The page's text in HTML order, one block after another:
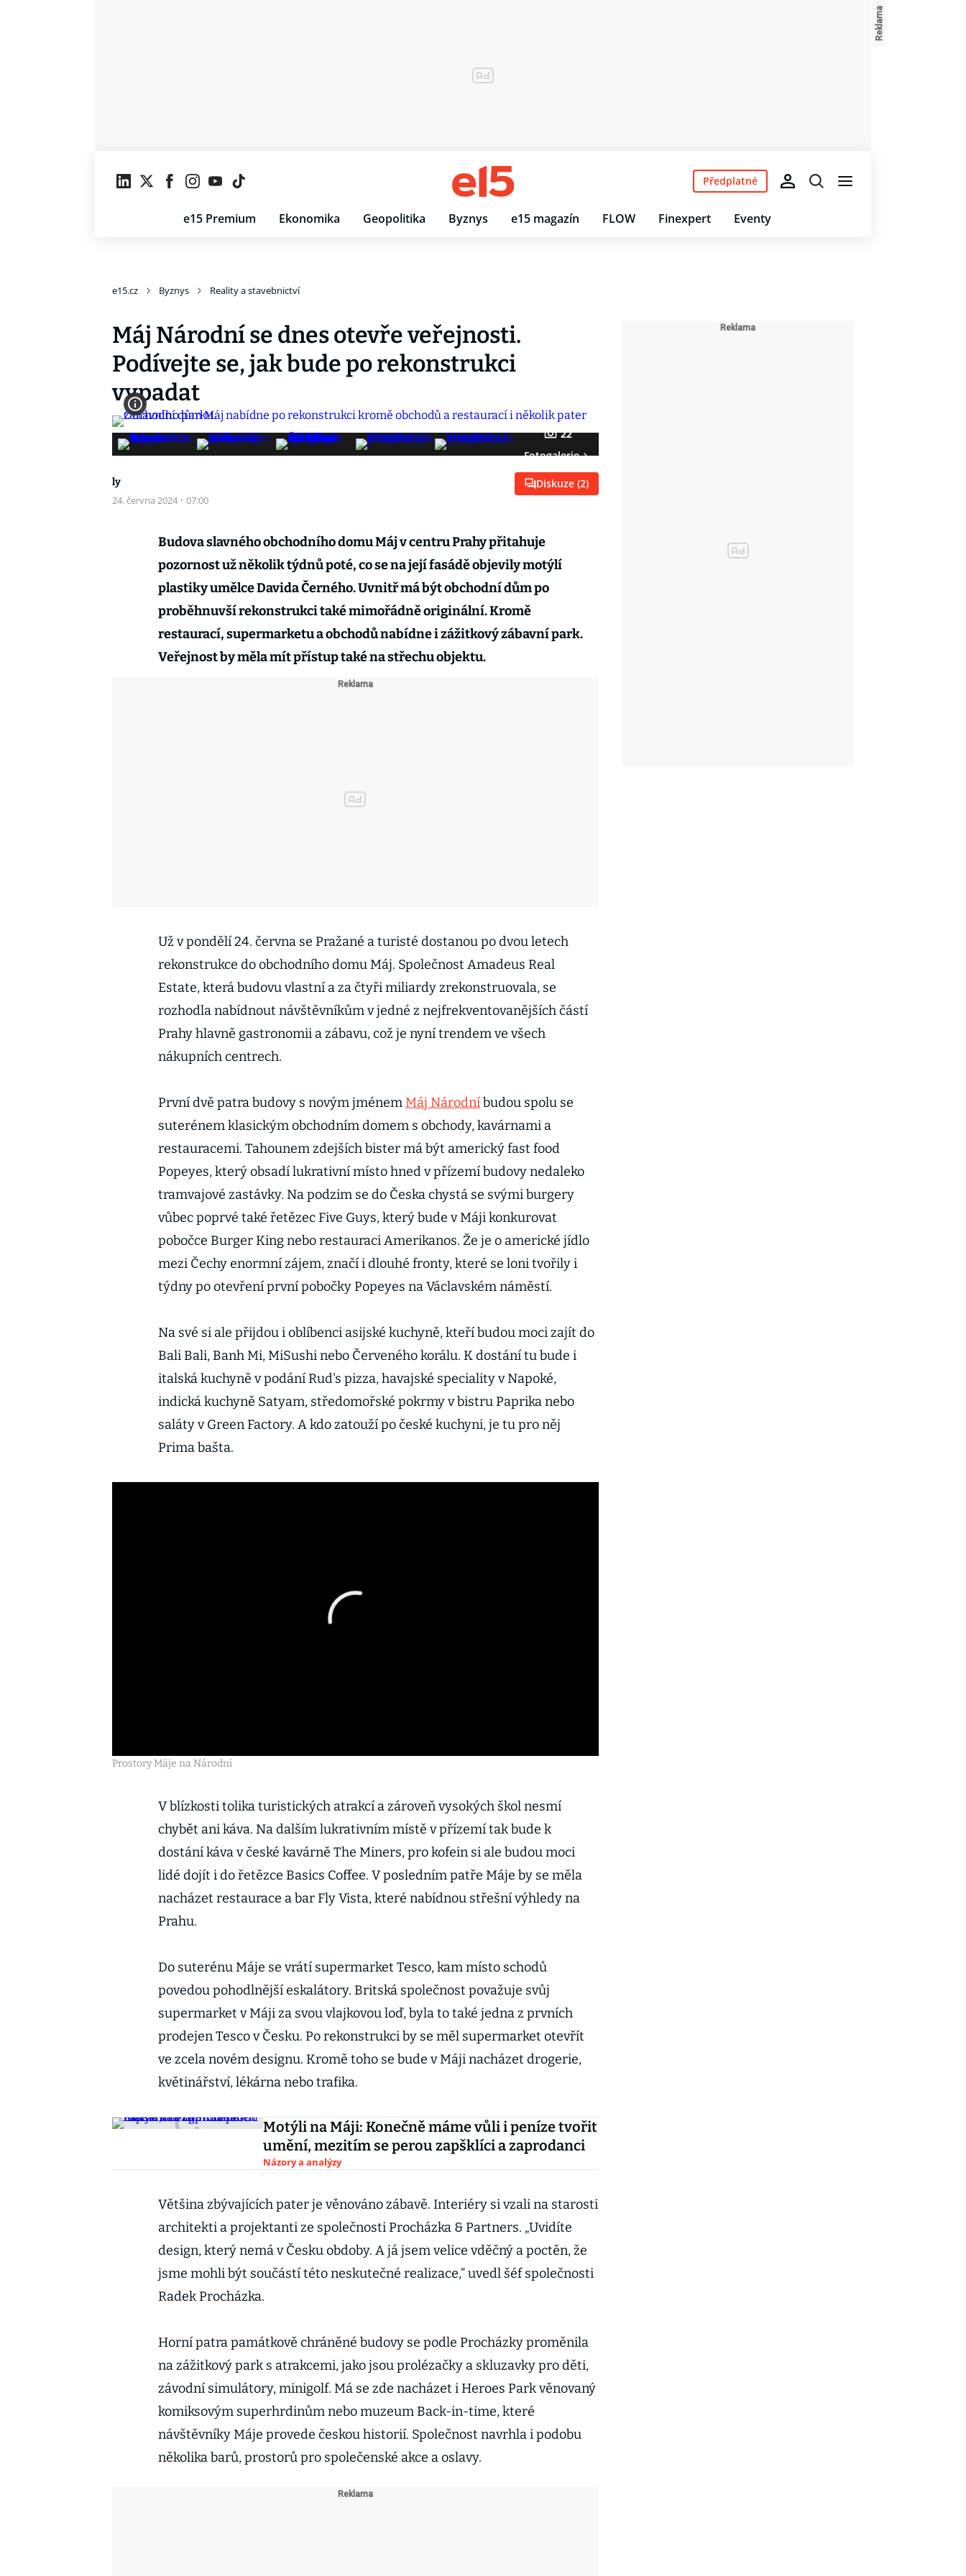
e15 Premium Ekonomika Geopolitika Byznys e15 magazín FLOW Finexpert Eventy
Předplatné
e15.cz Byznys Reality a stavebnictví
Máj Národní se dnes otevře veřejnosti.
Podívejte se, jak bude po rekonstrukci
vypadat
22
Fotogalerie
ly
24. června 2024 · 07:00
Diskuze (2)
Budova slavného obchodního domu Máj v centru Prahy přitahuje
pozornost už několik týdnů poté, co se na její fasádě objevily motýlí
plastiky umělce Davida Černého. Uvnitř má být obchodní dům po
proběhnuvší rekonstrukci také mimořádně originální. Kromě
restaurací, supermarketu a obchodů nabídne i zážitkový zábavní park.
Veřejnost by měla mít přístup také na střechu objektu.
Už v pondělí 24. června se Pražané a turisté dostanou po dvou letech
rekonstrukce do obchodního domu Máj. Společnost Amadeus Real
Estate, která budovu vlastní a za čtyři miliardy zrekonstruovala, se
rozhodla nabídnout návštěvníkům v jedné z nejfrekventovanějších částí
Prahy hlavně gastronomii a zábavu, což je nyní trendem ve všech
nákupních centrech.
První dvě patra budovy s novým jménem Máj Národníbudou spolu se
suterénem klasickým obchodním domem s obchody, kavárnami a
restauracemi. Tahounem zdejších bister má být americký fast food
Popeyes, který obsadí lukrativní místo hned v přízemí budovy nedaleko
tramvajové zastávky. Na podzim se do Česka chystá se svými burgery
vůbec poprvé také řetězec Five Guys, který bude v Máji konkurovat
pobočce Burger King nebo restauraci Amerikanos. Že je o americké jídlo
mezi Čechy enormní zájem, značí i dlouhé fronty, které se loni tvořily i
týdny po otevření první pobočky Popeyes na Václavském náměstí.
Na své si ale přijdou i oblíbenci asijské kuchyně, kteří budou moci zajít do
Bali Bali, Banh Mi, MiSushi nebo Červeného korálu. K dostání tu bude i
italská kuchyně v podání Rud's pizza, havajské speciality v Napoké,
indická kuchyně Satyam, středomořské pokrmy v bistru Paprika nebo
saláty v Green Factory. A kdo zatouží po české kuchyni, je tu pro něj
Prima bašta.
Prostory Máje na Národní
V blízkosti tolika turistických atrakcí a zároveň vysokých škol nesmí
chybět ani káva. Na dalším lukrativním místě v přízemí tak bude k
dostání káva v české kavárně The Miners, pro kofein si ale budou moci
lidé dojít i do řetězce Basics Coffee. V posledním patře Máje by se měla
nacházet restaurace a bar Fly Vista, které nabídnou střešní výhledy na
Prahu.
Do suterénu Máje se vrátí supermarket Tesco, kam místo schodů
povedou pohodlnější eskalátory. Britská společnost považuje svůj
supermarket v Máji za svou vlajkovou loď, byla to také jedna z prvních
prodejen Tesco v Česku. Po rekonstrukci by se měl supermarket otevřít
ve zcela novém designu. Kromě toho se bude v Máji nacházet drogerie,
květinářství, lékárna nebo trafika.
Motýli na Máji: Konečně máme vůli i peníze tvořit
umění, mezitím se perou zapšklíci a zaprodanci
Názory a analýzy
Většina zbývajících pater je věnováno zábavě. Interiéry si vzali na starosti
architekti a projektanti ze společnosti Procházka & Partners. „Uvidíte
design, který nemá v Česku obdoby. A já jsem velice vděčný a poctěn, že
jsme mohli být součástí této neskutečné realizace,“ uvedl šéf společnosti
Radek Procházka.
Horní patra památkově chráněné budovy se podle Procházky proměnila
na zážitkový park s atrakcemi, jako jsou prolézačky a skluzavky pro děti,
závodní simulátory, minigolf. Má se zde nacházet i Heroes Park věnovaný
komiksovým superhrdinům nebo muzeum Back-in-time, které
návštěvníky Máje provede českou historií. Společnost navrhla i podobu
několika barů, prostorů pro společenské akce a oslavy.